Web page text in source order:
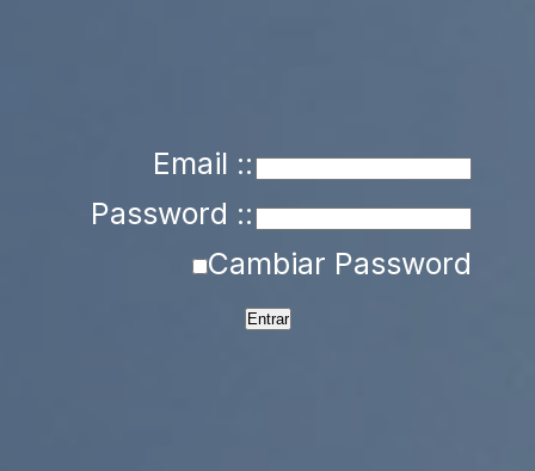
Email ::
Password ::
Cambiar Password